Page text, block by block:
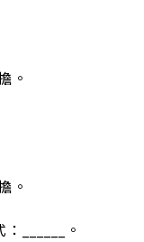
。
。
______。